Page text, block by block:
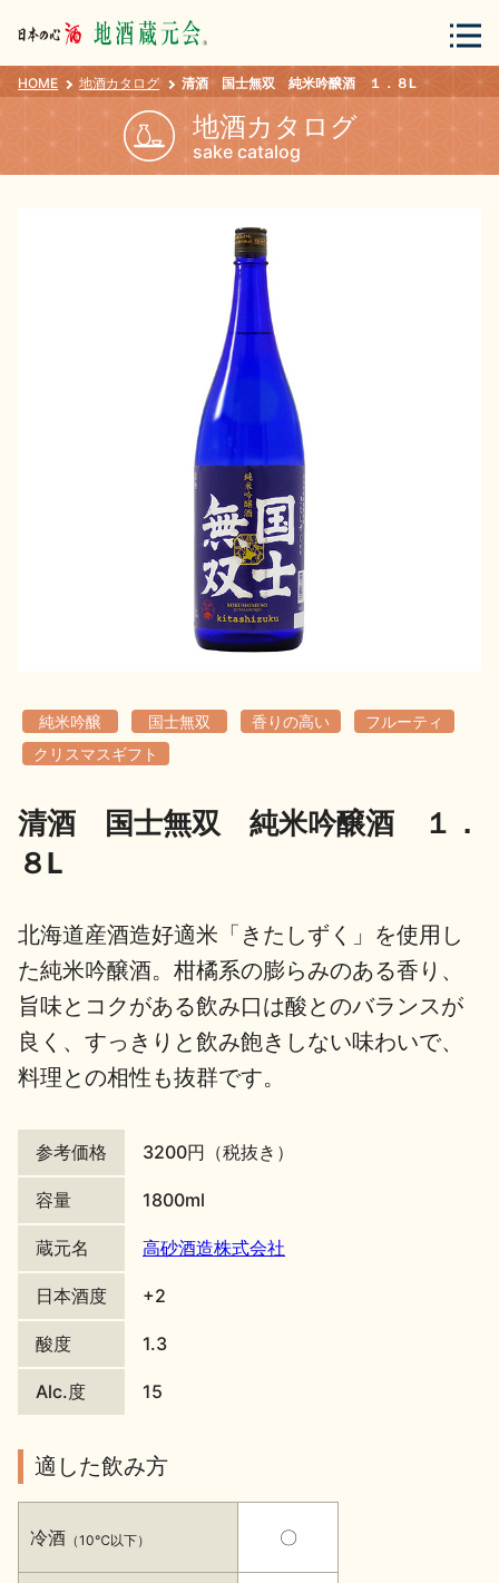
会員登録 ログイン
地酒カタログ
地酒解体新書
歳時記
地酒川柳 地酒小説
地酒・イベント情報
イベント情報TOP 新商品・おすすめ商品
HOME 地酒カタログ 清酒 国士無双 純米吟醸酒 １．８L
地酒カタログ
sake catalog
純米吟醸 国士無双 香りの高い
フルーティ
クリスマスギフト
清酒 国士無双 純米吟醸酒 １．
８L
北海道産酒造好適米「きたしずく」を使用し
た純米吟醸酒。柑橘系の膨らみのある香り、
旨味とコクがある飲み口は酸とのバランスが
良く、すっきりと飲み飽きしない味わいで、
料理との相性も抜群です。
参考価格 3200円（税抜き）
容量 1800ml
蔵元名 高砂酒造株式会社
日本酒度 +2
酸度 1.3
Alc.度 15
適した飲み方
冷酒 （10℃以下） 〇